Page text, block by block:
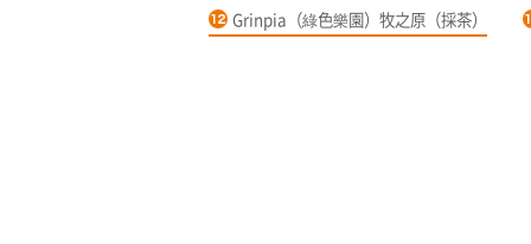
Grinpia（綠色樂園）牧之原（採茶）